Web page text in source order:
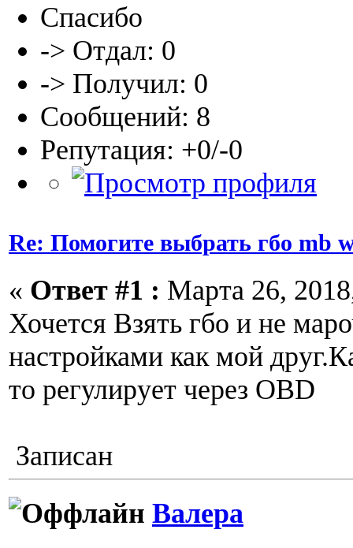
Спасибо
-> Отдал: 0
-> Получил: 0
Сообщений: 8
Репутация: +0/-0
Re: Помогите выбрать гбо mb
« Ответ #1 : Марта 26,
Хочется Взять гбо и не
настройками как мой
то регулирует через OBD
Записан
Валера